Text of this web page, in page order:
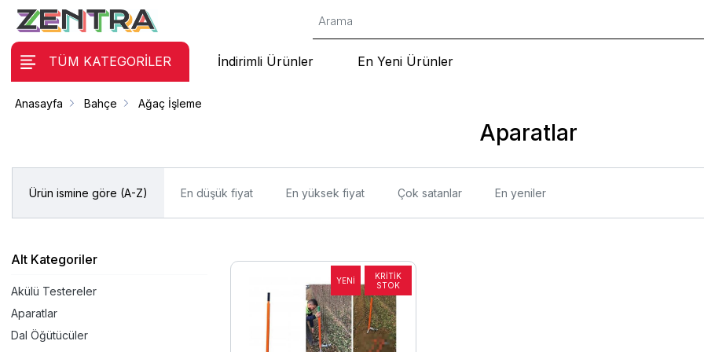
TÜM KATEGORİLER İndirimli Ürünler En Yeni Ürünler
Aparatlar
Anasayfa Bahçe Ağaç İşleme
Ürün ismine göre (A-Z) En düşük fiyat En yüksek fiyat Çok satanlar En yeniler
Alt Kategoriler
Akülü Testereler
Aparatlar
Dal Öğütücüler